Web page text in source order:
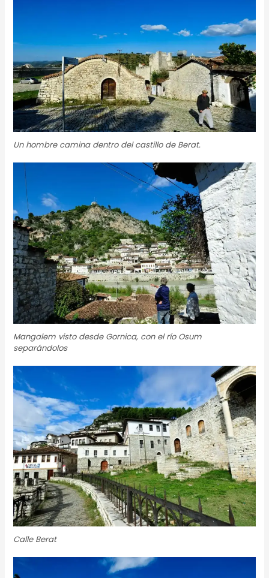
Un hombre camina dentro del castillo de Berat.
Mangalem visto desde Gornica, con el río Osum
separándolos
Calle Berat